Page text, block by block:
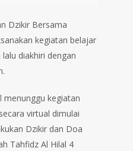
Dzikir Bersama
kegiatan belajar
diakhiri dengan
menunggu kegiatan
virtual dimulai
Dzikir dan Doa
Tahfidz Al Hilal 4